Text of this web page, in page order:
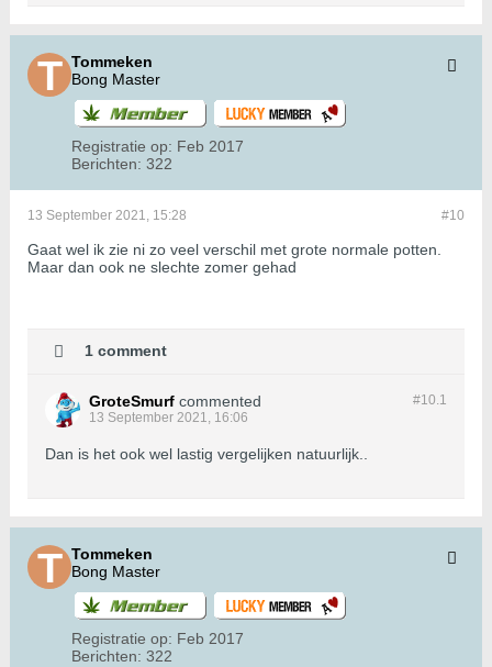
Tommeken
Bong Master
Registratie op: Feb 2017
Berichten: 322
#10
13 September 2021, 15:28
Gaat wel ik zie ni zo veel verschil met grote normale potten.
Maar dan ook ne slechte zomer gehad
1 comment
#10.1
GroteSmurf commented
13 September 2021, 16:06
Dan is het ook wel lastig vergelijken natuurlijk..
Tommeken
Bong Master
Registratie op: Feb 2017
Berichten: 322